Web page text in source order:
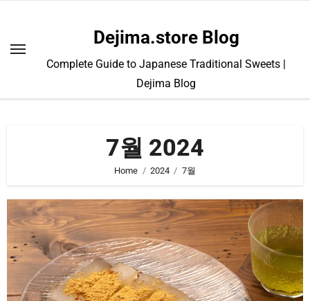
content
Dejima.store Blog
Complete Guide to Japanese Traditional Sweets |
Dejima Blog
7월 2024
Home 2024 7월